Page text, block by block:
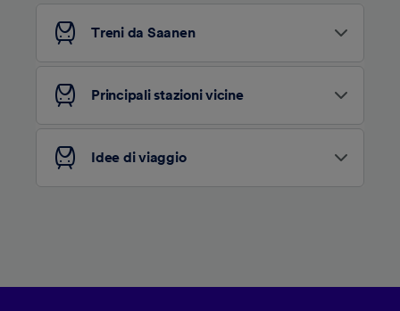
Treni da Saanen
Principali stazioni vicine
Idee di viaggio
tracciamento se non ci hai fornito il consenso
per farlo.
Noi e i nostri partner trattiamo i dati per
fornire:
Utilizzare dati di geolocalizzazione precisi.
Scansione attiva delle caratteristiche del
dispositivo ai fini dell’identificazione.
Archiviare informazioni su dispositivo e/o